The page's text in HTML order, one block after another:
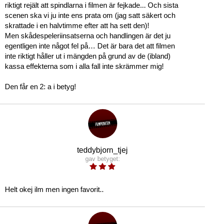
riktigt rejält att spindlarna i filmen är fejkade... Och sista
scenen ska vi ju inte ens prata om (jag satt säkert och
skrattade i en halvtimme efter att ha sett den)!
Men skådespeleriinsatserna och handlingen är det ju
egentligen inte något fel på… Det är bara det att filmen
inte riktigt håller ut i mängden på grund av de (ibland)
kassa effekterna som i alla fall inte skrämmer mig!
Den får en 2: a i betyg!
teddybjorn_tjej
gav betyget:
Helt okej ilm men ingen favorit..